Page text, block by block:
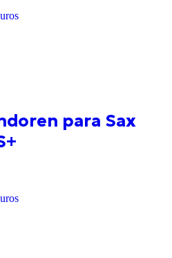
para Sax